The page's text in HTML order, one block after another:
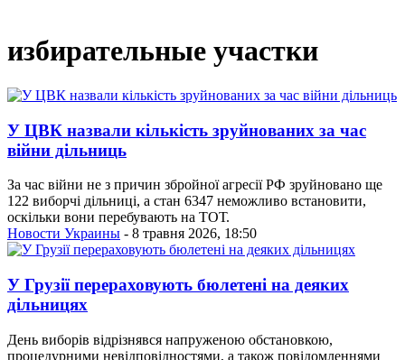
избирательные участки
У ЦВК назвали кількість зруйнованих за час
війни дільниць
За час війни не з причин збройної агресії РФ зруйновано ще
122 виборчі дільниці, а стан 6347 неможливо встановити,
оскільки вони перебувають на ТОТ.
Новости Украины - 8 травня 2026, 18:50
У Грузії перераховують бюлетені на деяких
дільницях
День виборів відрізнявся напруженою обстановкою,
процедурними невідповідностями, а також повідомленнями